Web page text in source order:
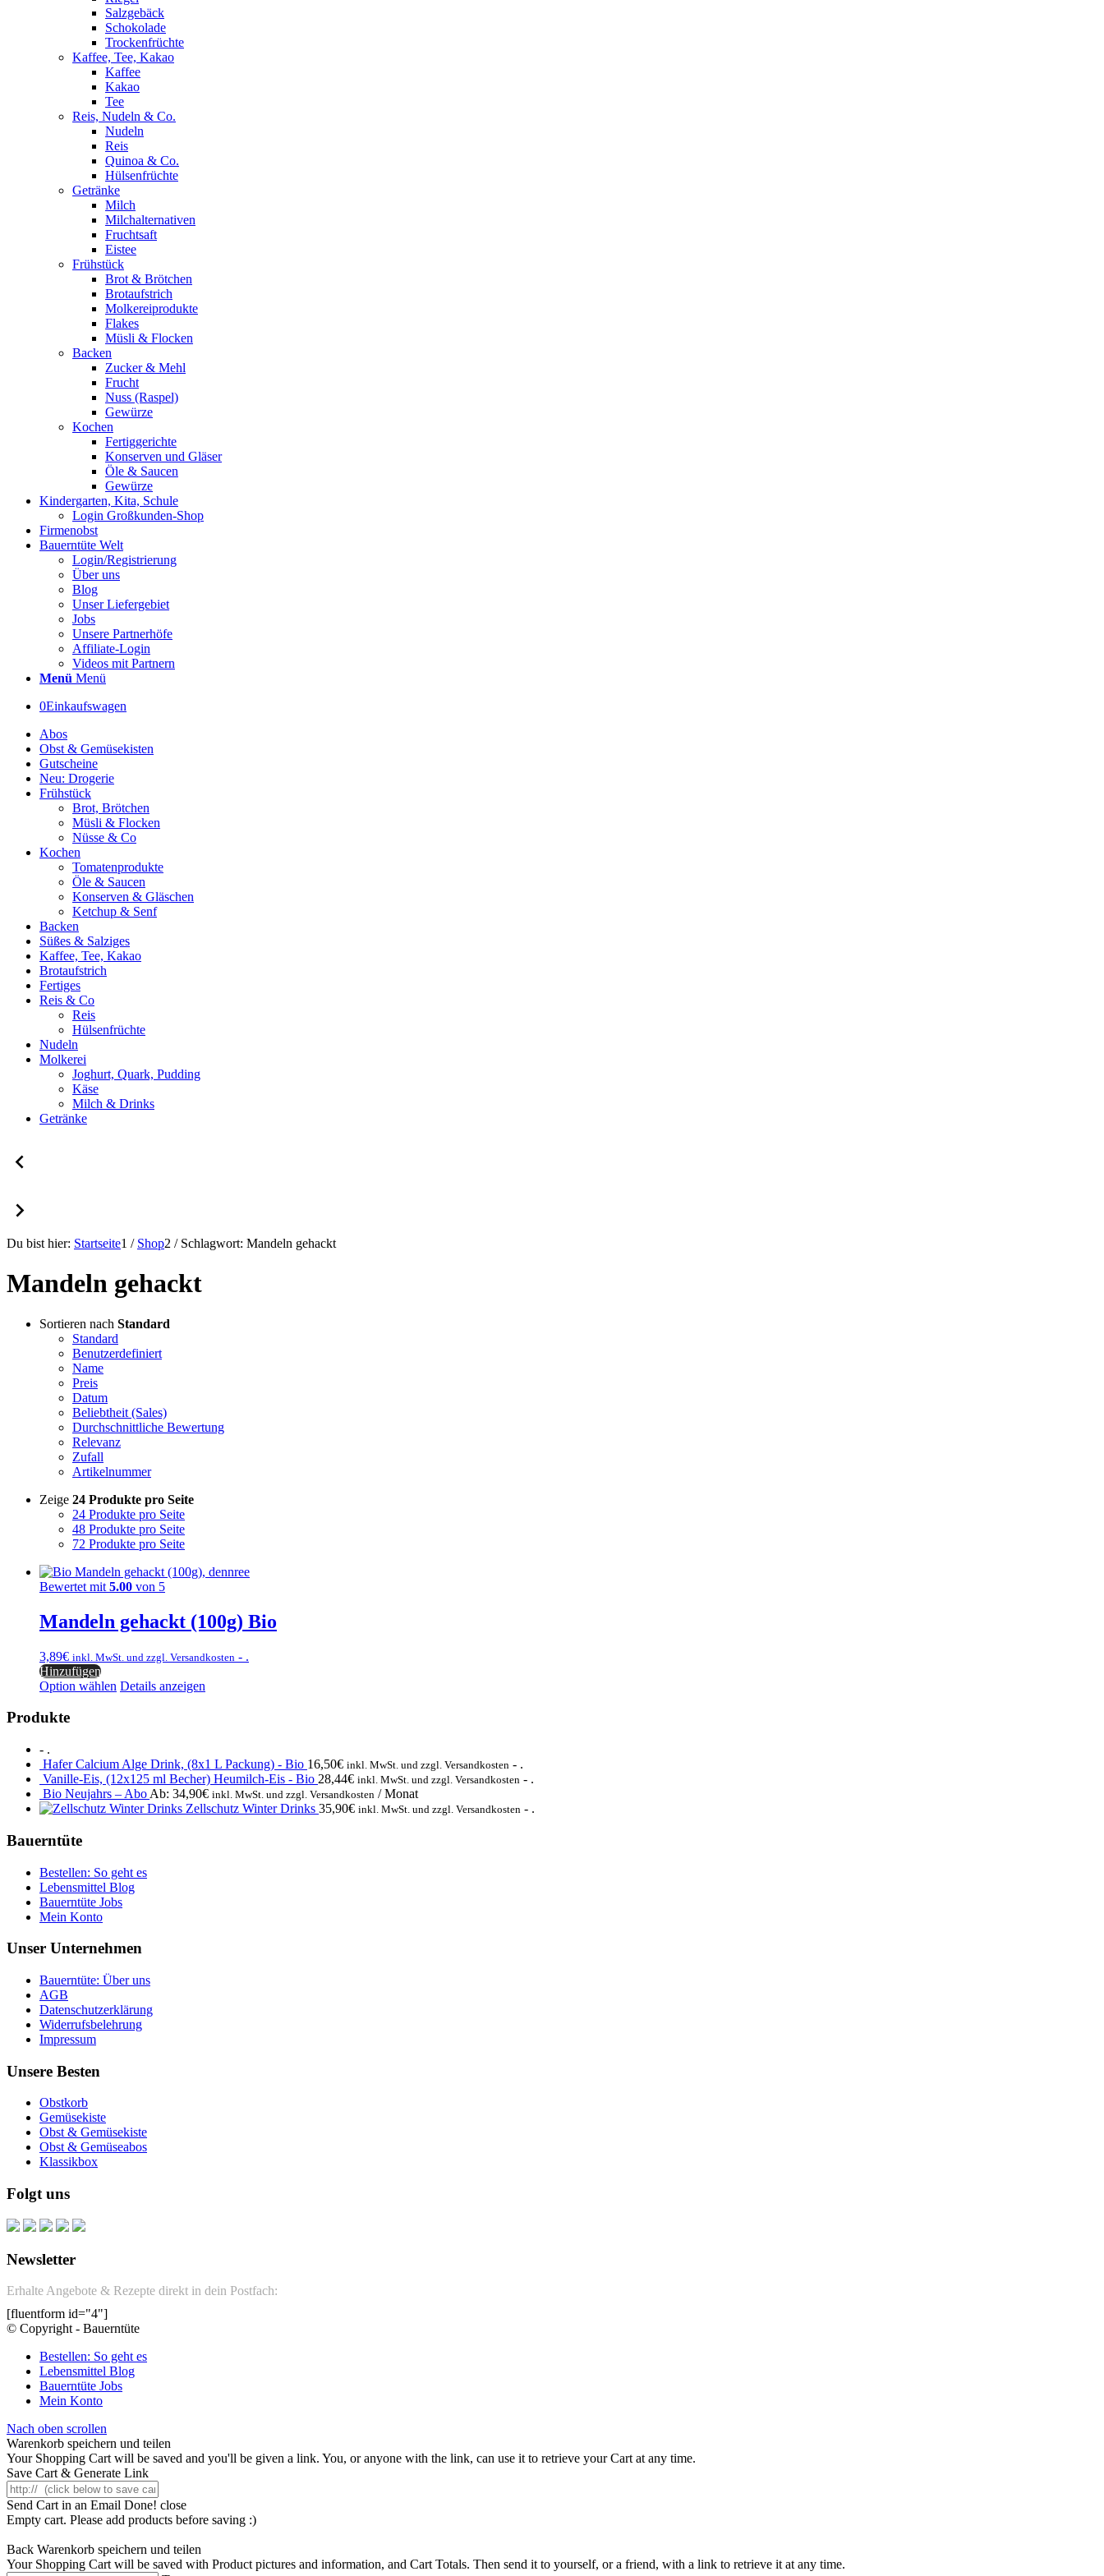
Salzgebäck
Schokolade
Trockenfrüchte
Kaffee, Tee, Kakao
Kaffee
Kakao
Tee
Reis, Nudeln & Co.
Nudeln
Reis
Quinoa & Co.
Hülsenfrüchte
Getränke
Milch
Milchalternativen
Fruchtsaft
Eistee
Frühstück
Brot & Brötchen
Brotaufstrich
Molkereiprodukte
Flakes
Müsli & Flocken
Backen
Zucker & Mehl
Frucht
Nuss (Raspel)
Gewürze
Kochen
Fertiggerichte
Konserven und Gläser
Öle & Saucen
Gewürze
Kindergarten, Kita, Schule
Login Großkunden-Shop
Firmenobst
Bauerntüte Welt
Login/Registrierung
Über uns
Blog
Unser Liefergebiet
Jobs
Unsere Partnerhöfe
Affiliate-Login
Videos mit Partnern
Menü Menü
0Einkaufswagen
Abos
Obst & Gemüsekisten
Gutscheine
Neu: Drogerie
Frühstück
Brot, Brötchen
Müsli & Flocken
Nüsse & Co
Kochen
Tomatenprodukte
Öle & Saucen
Konserven & Gläschen
Ketchup & Senf
Backen
Süßes & Salziges
Kaffee, Tee, Kakao
Brotaufstrich
Fertiges
Reis & Co
Reis
Hülsenfrüchte
Nudeln
Molkerei
Joghurt, Quark, Pudding
Käse
Milch & Drinks
Getränke
Du bist hier: Startseite1 / Shop2 / Schlagwort: Mandeln gehackt
Mandeln gehackt
Sortieren nach Standard
Standard
Benutzerdefiniert
Name
Preis
Datum
Beliebtheit (Sales)
Durchschnittliche Bewertung
Relevanz
Zufall
Artikelnummer
Zeige 24 Produkte pro Seite
24 Produkte pro Seite
48 Produkte pro Seite
72 Produkte pro Seite
Bewertet mit 5.00 von 5
Mandeln gehackt (100g) Bio
3,89€ inkl. MwSt. und zzgl. Versandkosten - .
Hinzufügen
Option wählen Details anzeigen
Produkte
- .
Hafer Calcium Alge Drink, (8x1 L Packung) - Bio 16,50€ inkl. MwSt. und zzgl. Versandkosten - .
Vanille-Eis, (12x125 ml Becher) Heumilch-Eis - Bio 28,44€ inkl. MwSt. und zzgl. Versandkosten - .
Bio Neujahrs – Abo Ab: 34,90€ inkl. MwSt. und zzgl. Versandkosten / Monat
Zellschutz Winter Drinks 35,90€ inkl. MwSt. und zzgl. Versandkosten - .
Bauerntüte
Bestellen: So geht es
Lebensmittel Blog
Bauerntüte Jobs
Mein Konto
Unser Unternehmen
Bauerntüte: Über uns
AGB
Datenschutzerklärung
Widerrufsbelehrung
Impressum
Unsere Besten
Obstkorb
Gemüsekiste
Obst & Gemüsekiste
Obst & Gemüseabos
Klassikbox
Folgt uns
Newsletter
Erhalte Angebote & Rezepte direkt in dein Postfach:
[fluentform id="4"]
© Copyright - Bauerntüte
Bestellen: So geht es
Lebensmittel Blog
Bauerntüte Jobs
Mein Konto
Nach oben scrollen
Warenkorb speichern und teilen
Your Shopping Cart will be saved and you'll be given a link. You, or anyone with the link, can use it to retrieve your Cart at any time.
Save Cart & Generate Link
Send Cart in an Email Done! close
Empty cart. Please add products before saving :)
Back Warenkorb speichern und teilen
Your Shopping Cart will be saved with Product pictures and information, and Cart Totals. Then send it to yourself, or a friend, with a link to retrieve it at any time.